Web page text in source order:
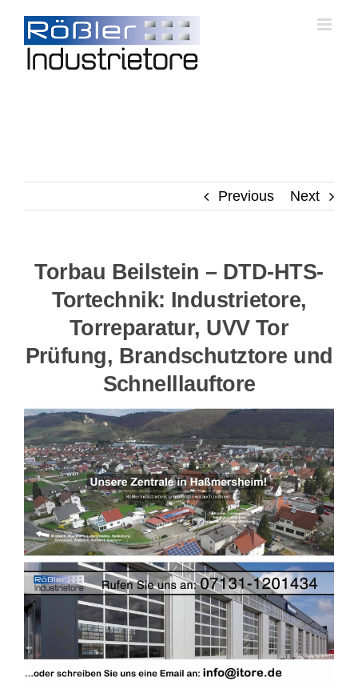
content
Previous Next
Torbau Beilstein – DTD-HTS-
Tortechnik: Industrietore,
Torreparatur, UVV Tor
Prüfung, Brandschutztore und
Schnelllauftore